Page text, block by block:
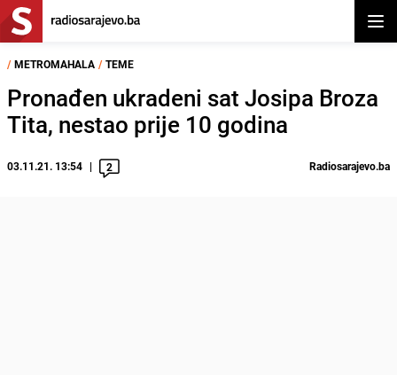
/ METROMAHALA / TEME
Pronađen ukradeni sat Josipa Broza
Tita, nestao prije 10 godina
03.11.21. 13:54 2 Radiosarajevo.ba